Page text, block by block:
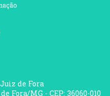
de Fora
Fora/MG - CEP: 36060-010